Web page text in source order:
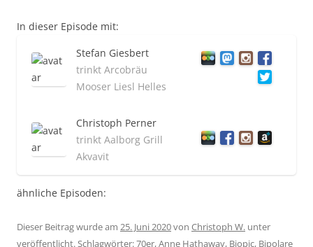
In dieser Episode mit:
Stefan Giesbert
trinkt Arcobräu
Mooser Liesl Helles
Christoph Perner
trinkt Aalborg Grill
Akvavit
ähnliche Episoden:
Dieser Beitrag wurde am 25. Juni 2020von Christoph W. unter
veröffentlicht. Schlagwörter:70er,Anne Hathaway, Biopic, Bipolare